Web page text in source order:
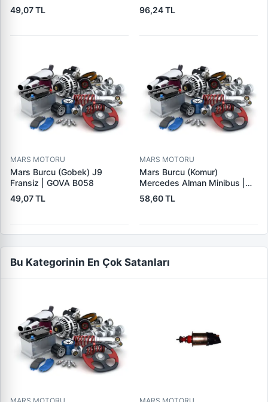
49,07 TL
96,24 TL
MARS MOTORU
Mars Burcu (Gobek) J9
Fransiz | GOVA B058
49,07 TL
MARS MOTORU
Mars Burcu (Komur)
Mercedes Alman Minibus |
GOVA B035
58,60 TL
Bu Kategorinin En Çok Satanları